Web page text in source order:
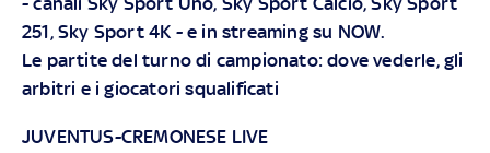
251, Sky Sport 4K - e in streaming su NOW.
Le partite del turno di campionato: dove vederle, gli
arbitri e i giocatori squalificati
JUVENTUS-CREMONESE LIVE